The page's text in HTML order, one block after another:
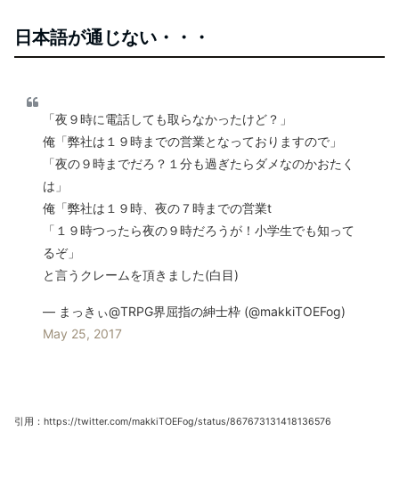
日本語が通じない・・・
「夜９時に電話しても取らなかったけど？」
俺「弊社は１９時までの営業となっておりますので」
「夜の９時までだろ？１分も過ぎたらダメなのかおたく
は」
俺「弊社は１９時、夜の７時までの営業t
「１９時つったら夜の９時だろうが！小学生でも知って
るぞ」
と言うクレームを頂きました(白目)
— まっきぃ@TRPG界屈指の紳士枠 (@makkiTOEFog)
May 25, 2017
引用：https://twitter.com/makkiTOEFog/status/867673131418136576